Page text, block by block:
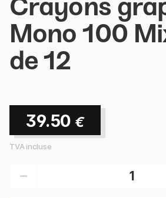
Crayons
Mono 100
de 12
39.50 €
TVA incluse